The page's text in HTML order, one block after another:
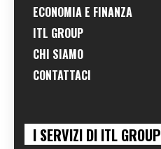
ECONOMIA E FINANZA
ITL GROUP
CHI SIAMO
CONTATTACI
I SERVIZI DI ITL GROUP